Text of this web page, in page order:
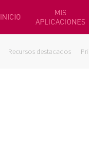
INICIO
MIS
APLICACIONES
Recursos destacados